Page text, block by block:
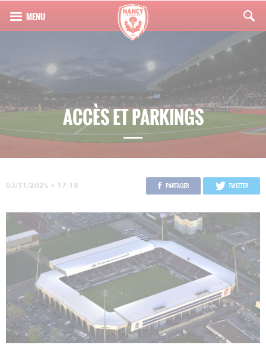
ACCÈS ET PARKINGS
03/11/2025 • 17:18 PARTAGER TWEETER